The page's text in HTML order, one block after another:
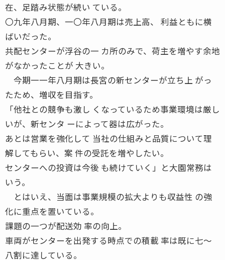
在、足踏み状態が続い ている。
〇九年八月期、一〇年八月期は売上高、 利益ともに横
ばいだった。
共配センターが浮谷の一 カ所のみで、荷主を増やす余地
がなかったことが 大きい。
今期一一年八月期は長宮の新センターが立ち上 がっ
たため、増収を目指す。
「他社との競争も激し くなっているため事業環境は厳し
いが、新センタ ーによって器は広がった。
あとは営業を強化して 当社の仕組みと品質について理
解してもらい、案 件の受託を増やしたい。
センターへの投資は今後 も続けていく」と大園常務は
いう。
とはいえ、当面は事業規模の拡大よりも収益性 の強
化に重点を置いている。
課題の一つが配送効 率の向上。
車両がセンターを出発する時点での積載 率は既に七〜
八割に達している。